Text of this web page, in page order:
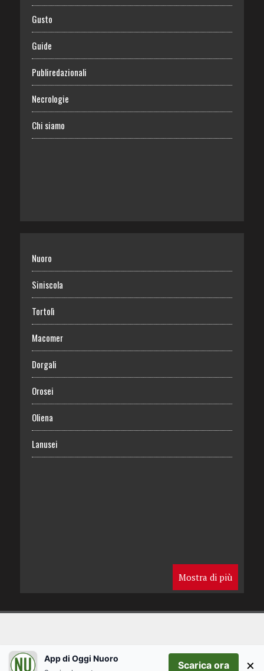
Gusto
Guide
Publiredazionali
Necrologie
Chi siamo
Nuoro
Siniscola
Tortolì
Macomer
Dorgali
Orosei
Oliena
Lanusei
Mostra di più
App di Oggi Nuoro
Scarica ora ×